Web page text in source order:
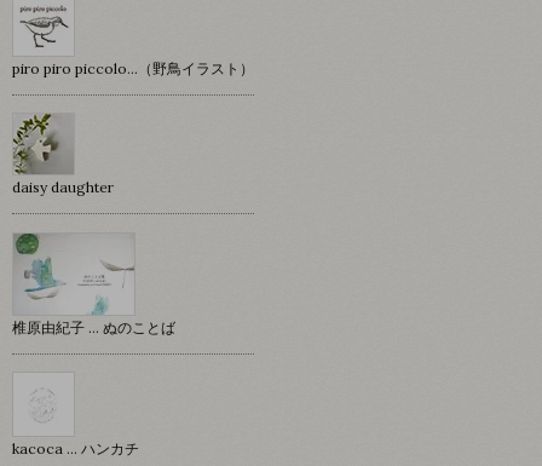
piro piro piccolo…（野鳥イラスト）
daisy daughter
椎原由紀子 ... ぬのことば
kacoca ... ハンカチ